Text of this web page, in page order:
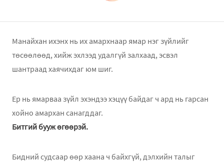
Манайхан ихэнх нь их амархнаар ямар нэг зүйлийг
төсөөлөөд, хийж эхлээд удалгүй залхаад, эсвэл
шантраад хаячихдаг юм шиг.
Ер нь ямарваа зүйл эхэндээ хэцүү байдаг ч ард нь гарсан
хойно амархан санагддаг.
Битгий бууж өгөөрэй.
Бидний судсаар өөр хаана ч байхгүй, дэлхийн талыг